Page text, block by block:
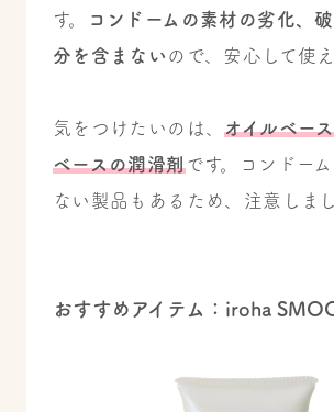
す。
コンドームの素材の劣化、
分を含まない ので、安心して使
気をつけたいのは、オイルベー
ベースの潤滑剤です。コンドー
ない製品もあるため、注意しま
おすすめアイテム：iroha